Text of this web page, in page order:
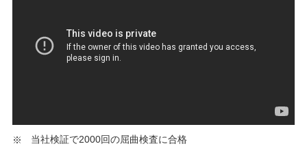
当社検証で2000回の屈曲検査に合格